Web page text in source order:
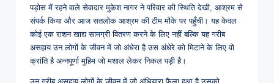
पड़ोस में रहने वाले सेवादार मुकेश नागर ने परिवार की स्थिति देखी, आश्रम से
संपर्क किया और आज सतलोक आश्रम की टीम मौके पर पहुँची। यह केवल
कोई एक राशन खाद्य सामग्री वितरण करने के लिए नहीं बल्कि यह गरीब
असहाय उन लोगों के जीवन में जो अंधेरा है उस अंधेरे को मिटाने के लिए वो
क्रांति है अन्नपूर्णा मुहिम जो मशाल लेकर निकल पड़ी है।